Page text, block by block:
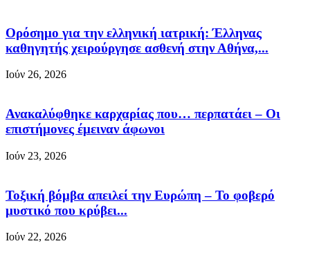
Ορόσημο για την ελληνική ιατρική: Έλληνας
καθηγητής χειρούργησε ασθενή στην Αθήνα,...
Ιούν 26, 2026
Ανακαλύφθηκε καρχαρίας που… περπατάει – Οι
επιστήμονες έμειναν άφωνοι
Ιούν 23, 2026
Τοξική βόμβα απειλεί την Ευρώπη – Το φοβερό
μυστικό που κρύβει...
Ιούν 22, 2026